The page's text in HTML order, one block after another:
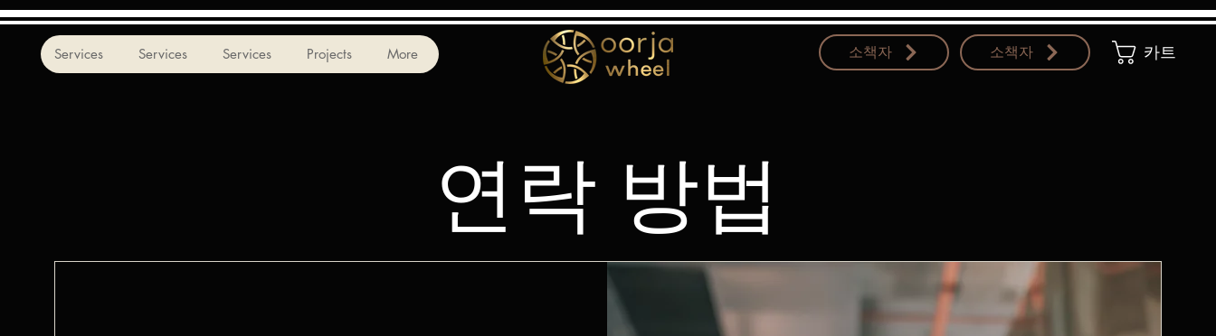
Services Services Services Projects More 소책자 소책자 카트
연락 방법